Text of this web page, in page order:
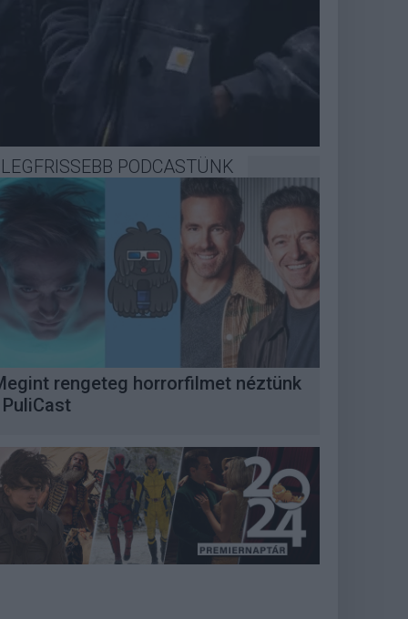
LEGFRISSEBB PODCASTÜNK
rengeteg horrorfilmet néztünk